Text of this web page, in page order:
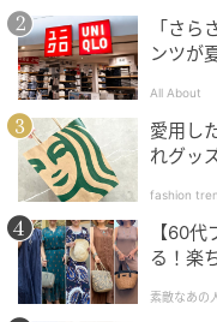
出典:beautyまとめ
正面の箔押しロゴと
センらしいこだわり
「さ
ンツが
All About
愛用し
れグッ
fashion
【60
る！楽
素敵なあの